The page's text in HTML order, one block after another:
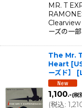
MR. T
ーズの一
The Mr.
Heart
ーズド】
[
1,100.-(税
(税込: